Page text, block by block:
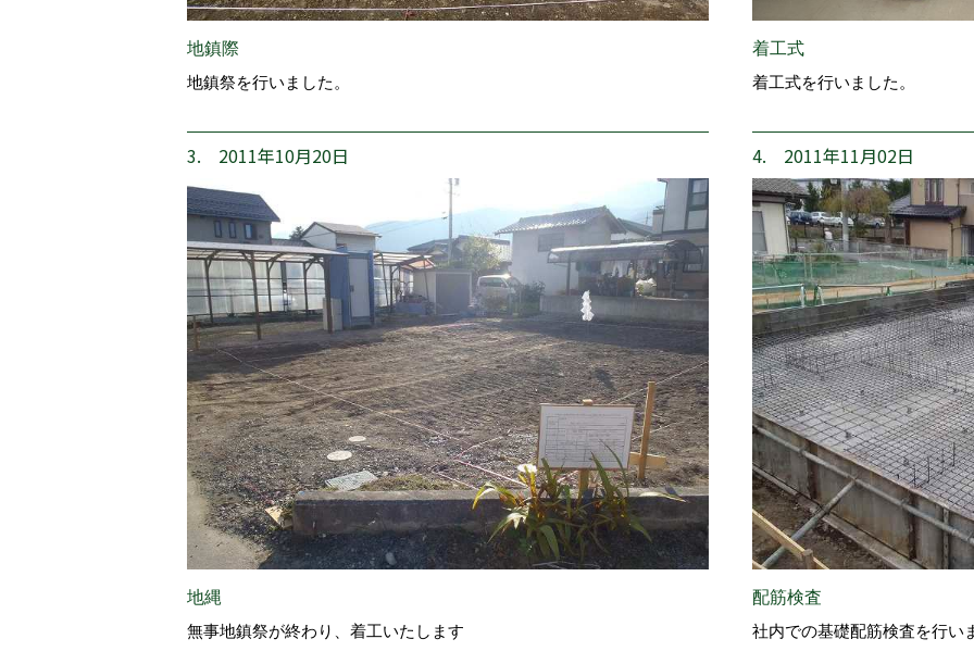
地鎮際
地鎮祭を行いました。
着工式
着工式を行いました。
3. 2011年10月20日
地縄
無事地鎮祭が終わり、着工いたします
4. 2011年11月02日
配筋検査
社内での基礎配筋検査を行い